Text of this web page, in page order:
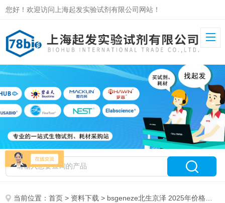
您好！欢迎访问上海起发实验试剂有限公司网站！
当前位置：首页 > 资料下载 > bsgeneze北生京泽 2025年价格表-上海起发